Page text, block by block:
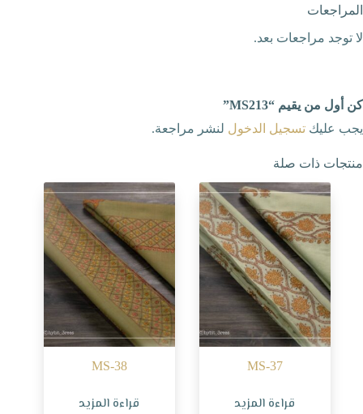
المراجعات
لا توجد مراجعات بعد.
كن أول من يقيم “MS213”
يجب عليك تسجيل الدخول لنشر مراجعة.
منتجات ذات صلة
MS-37
قراءة المزيد
MS-38
قراءة المزيد